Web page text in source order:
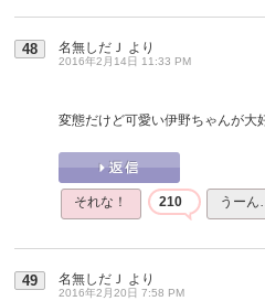
48 名無しだＪ より
2016年2月14日 11:33 PM
変態だけど可愛い伊野ちゃんが大
それな！ 210 うーん…
49 名無しだＪ より
2016年2月20日 7:58 PM